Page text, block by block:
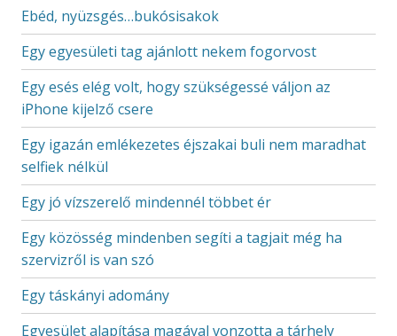
Ebéd, nyüzsgés…bukósisakok
Egy egyesületi tag ajánlott nekem fogorvost
Egy esés elég volt, hogy szükségessé váljon az
iPhone kijelző csere
Egy igazán emlékezetes éjszakai buli nem maradhat
selfiek nélkül
Egy jó vízszerelő mindennél többet ér
Egy közösség mindenben segíti a tagjait még ha
szervizről is van szó
Egy táskányi adomány
Egyesület alapítása magával vonzotta a tárhely